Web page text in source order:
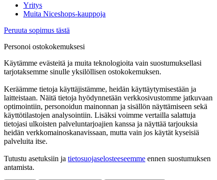
Yritys
Muita Niceshops-kauppoja
Peruuta sopimus tästä
Personoi ostokokemuksesi
Käytämme evästeitä ja muita teknologioita vain suostumuksellasi
tarjotaksemme sinulle yksilöllisen ostokokemuksen.
Keräämme tietoja käyttäjistämme, heidän käyttäytymisestään ja
laitteistaan. Näitä tietoja hyödynnetään verkkosivustomme jatkuvaan
optimointiin, personoidun mainonnan ja sisällön näyttämiseen sekä
käyttötilastojen analysointiin. Lisäksi voimme vertailla salattuja
tietojasi ulkoisten palveluntarjoajien kanssa ja näyttää tarjouksia
heidän verkkomainoskanavissaan, mutta vain jos käytät kyseisiä
palveluita itse.
Tutustu asetuksiin ja tietosuojaselosteeseemme ennen suostumuksen
antamista.